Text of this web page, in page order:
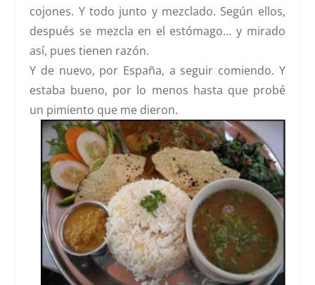
cojones. Y todo junto y mezclado. Según ellos,
después se mezcla en el estómago… y mirado
así, pues tienen razón.
Y de nuevo, por España, a seguir comiendo. Y
estaba bueno, por lo menos hasta que probé
un pimiento que me dieron.